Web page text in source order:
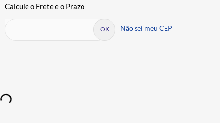
Não sei meu CEP